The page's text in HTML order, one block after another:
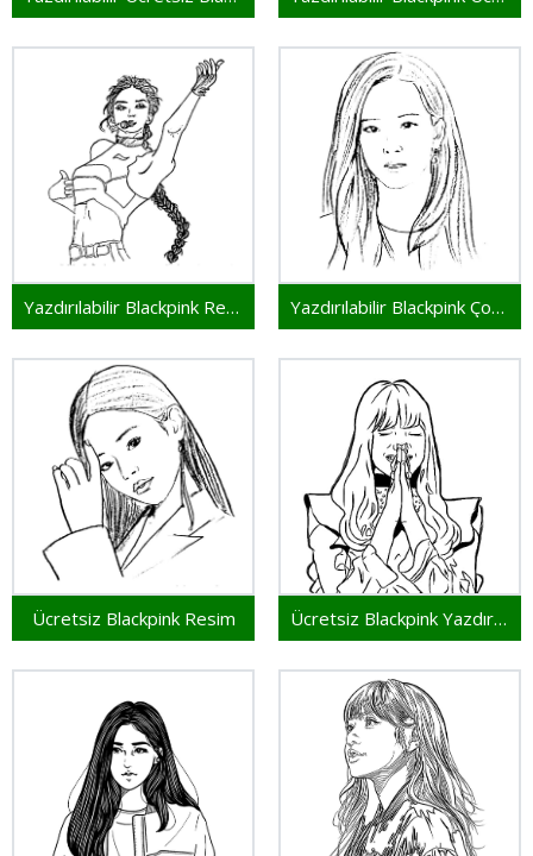
Yazdırılabilir Blackpink Resim Yazdırılabilir Blackpink Çocuklar İçin
Ücretsiz Blackpink Resim Ücretsiz Blackpink Yazdırılabilir